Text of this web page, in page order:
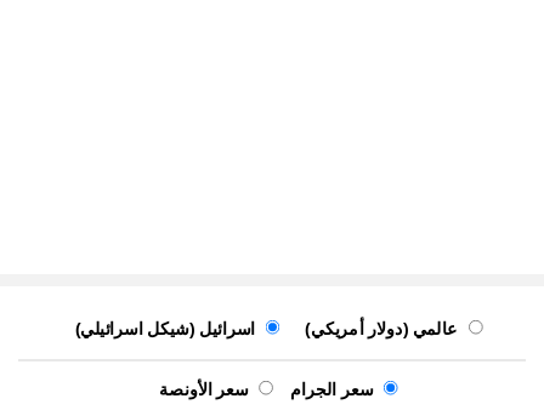
عالمي (دولار أمريكي) اسرائيل (شيكل اسرائيلي)
سعر الجرام سعر الأونصة